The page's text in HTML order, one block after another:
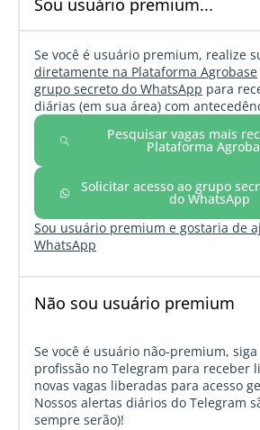
Sou usuário premium...
Se você é usuário premium, realize
diretamente na Plataforma Agrobase
grupo secreto do WhatsApp para
diárias (em sua área) com
Pesquisar vagas mais
Plataforma
Solicitar acesso ao grupo
do WhatsApp
Sou usuário premium e gostaria de
WhatsApp
Não sou usuário premium
Se você é usuário não-premium,
profissão no Telegram para receber
novas vagas liberadas para acesso
Nossos alertas diários do Telegram
sempre serão)!